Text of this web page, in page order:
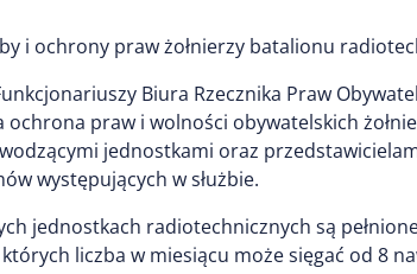
i ochrony praw żołnierzy batalionu
Biura Rzecznika Praw
praw i wolności obywatelskich
jednostkami oraz
występujących w służbie.
jednostkach radiotechnicznych są
liczba w miesiącu może sięgać od 8